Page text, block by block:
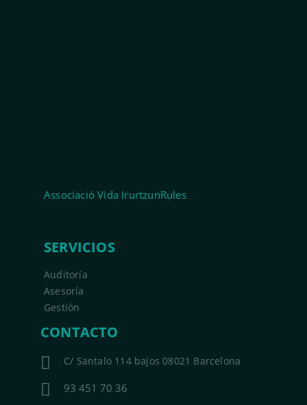
Associació Vida IrurtzunRules
SERVICIOS
Auditoría
Asesoría
Gestión
CONTACTO
C/ Santalo 114 bajos 08021 Barcelona
93 451 70 36